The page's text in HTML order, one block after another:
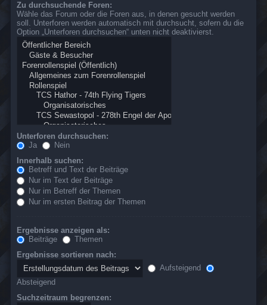
Zu durchsuchende Foren:
Wähle das Forum oder die Foren aus, in denen gesucht werden
soll. Unterforen werden automatisch mit durchsucht, sofern du die
Option „Unterforen durchsuchen“ unten nicht deaktivierst.
Unterforen durchsuchen:
Ja
Nein
Innerhalb suchen:
Betreff und Text der Beiträge
Nur im Text der Beiträge
Nur im Betreff der Themen
Nur im ersten Beitrag der Themen
Ergebnisse anzeigen als:
Beiträge
Themen
Ergebnisse sortieren nach:
Aufsteigend
Absteigend
Suchzeitraum begrenzen: